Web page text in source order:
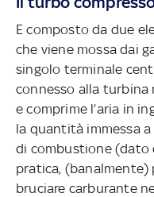
E composto da due
che viene mossa dai
singolo terminale
connesso alla turbina
e comprime l’aria in
la quantità immessa
di combustione (dato
pratica, (banalmente)
bruciare carburante